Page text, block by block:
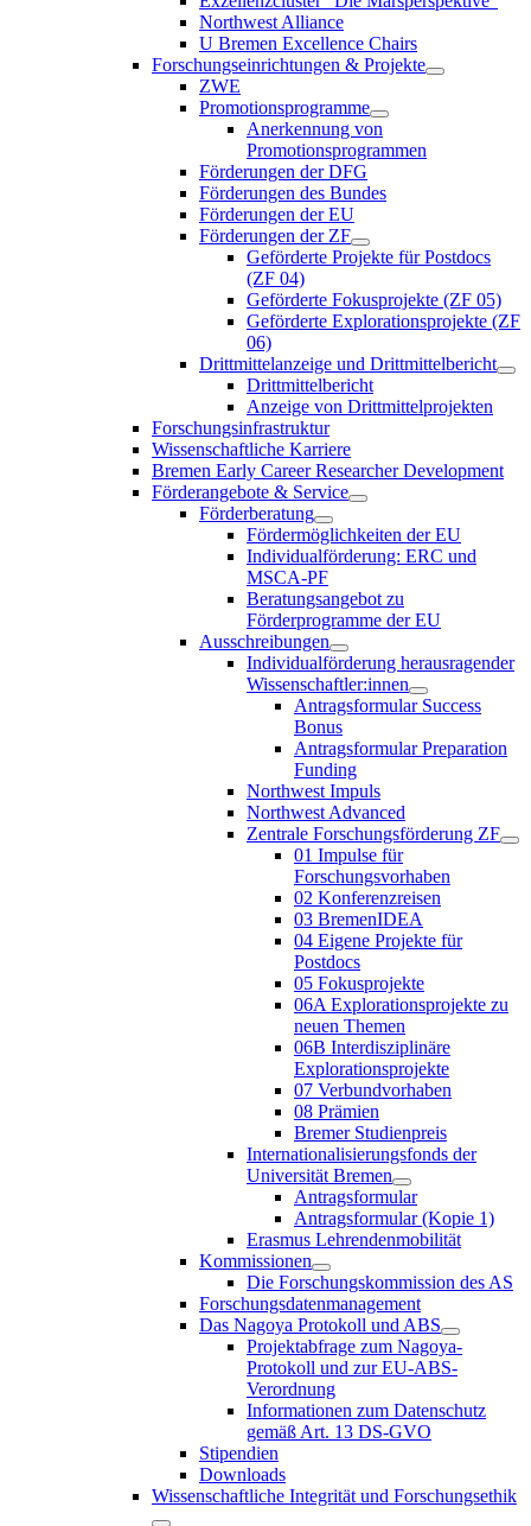
Northwest Alliance
U Bremen Excellence Chairs
Forschungseinrichtungen & Projekte
ZWE
Promotionsprogramme
Anerkennung von
Promotionsprogrammen
Förderungen der DFG
Förderungen des Bundes
Förderungen der EU
Förderungen der ZF
Geförderte Projekte für Postdocs
(ZF 04)
Geförderte Fokusprojekte (ZF 05)
Geförderte Explorationsprojekte (ZF
06)
Drittmittelanzeige und Drittmittelbericht
Drittmittelbericht
Anzeige von Drittmittelprojekten
Forschungsinfrastruktur
Wissenschaftliche Karriere
Bremen Early Career Researcher Development
Förderangebote & Service
Förderberatung
Fördermöglichkeiten der EU
Individualförderung: ERC und
MSCA-PF
Beratungsangebot zu
Förderprogramme der EU
Ausschreibungen
Individualförderung herausragender
Wissenschaftler:innen
Antragsformular Success
Bonus
Antragsformular Preparation
Funding
Northwest Impuls
Northwest Advanced
Zentrale Forschungsförderung ZF
01 Impulse für
Forschungsvorhaben
02 Konferenzreisen
03 BremenIDEA
04 Eigene Projekte für
Postdocs
05 Fokusprojekte
06A Explorationsprojekte zu
neuen Themen
06B Interdisziplinäre
Explorationsprojekte
07 Verbundvorhaben
08 Prämien
Bremer Studienpreis
Internationalisierungsfonds der
Universität Bremen
Antragsformular
Antragsformular (Kopie 1)
Erasmus Lehrendenmobilität
Kommissionen
Die Forschungskommission des AS
Forschungsdatenmanagement
Das Nagoya Protokoll und ABS
Projektabfrage zum Nagoya-
Protokoll und zur EU-ABS-
Verordnung
Informationen zum Datenschutz
gemäß Art. 13 DS-GVO
Stipendien
Downloads
Wissenschaftliche Integrität und Forschungsethik